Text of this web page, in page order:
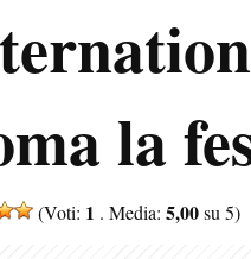
la
(Voti: 1 . Media: 5,00su 5)